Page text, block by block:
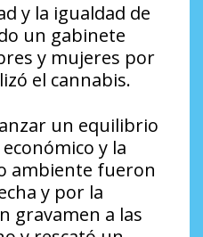
y la igualdad de
un gabinete
y mujeres por
el cannabis.
un equilibrio
y la
ambiente fueron
y por la
gravamen a las